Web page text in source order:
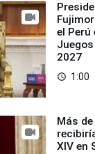
el Perú
2027
access_time 1:00
Más
XIV en